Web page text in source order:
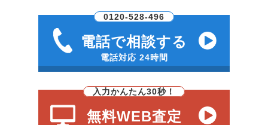
0120-528-496
電話で相談する
電話対応 24時間
入力かんたん30秒！
無料WEB査定